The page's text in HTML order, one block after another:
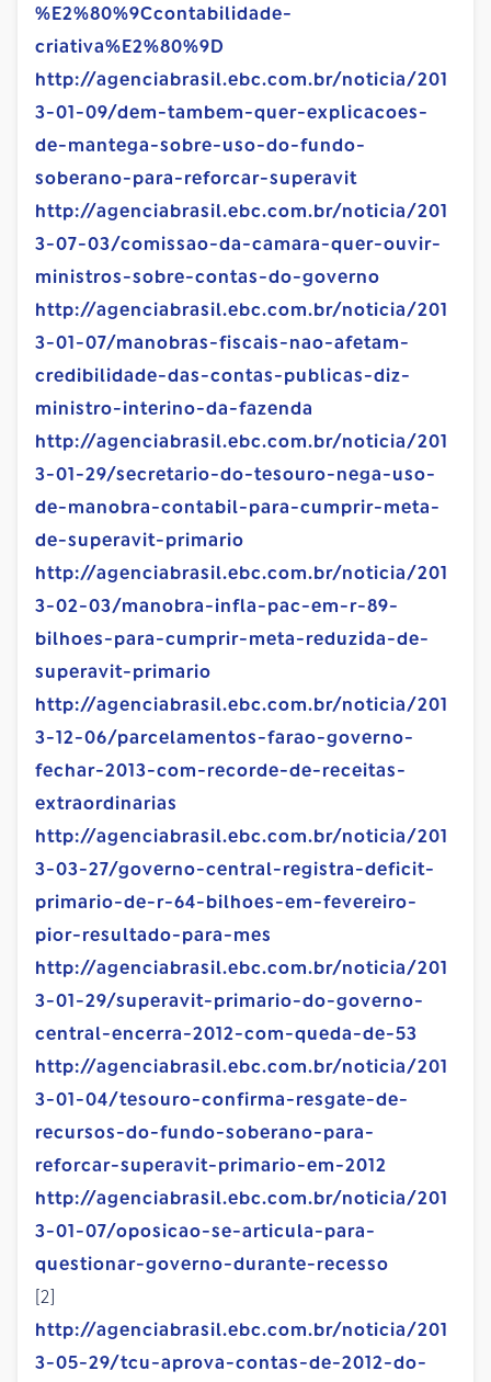
%E2%80%9Ccontabilidade-
criativa%E2%80%9D
http://agenciabrasil.ebc.com.br/noticia/201
3-01-09/dem-tambem-quer-explicacoes-
de-mantega-sobre-uso-do-fundo-
soberano-para-reforcar-superavit
http://agenciabrasil.ebc.com.br/noticia/201
3-07-03/comissao-da-camara-quer-ouvir-
ministros-sobre-contas-do-governo
http://agenciabrasil.ebc.com.br/noticia/201
3-01-07/manobras-fiscais-nao-afetam-
credibilidade-das-contas-publicas-diz-
ministro-interino-da-fazenda
http://agenciabrasil.ebc.com.br/noticia/201
3-01-29/secretario-do-tesouro-nega-uso-
de-manobra-contabil-para-cumprir-meta-
de-superavit-primario
http://agenciabrasil.ebc.com.br/noticia/201
3-02-03/manobra-infla-pac-em-r-89-
bilhoes-para-cumprir-meta-reduzida-de-
superavit-primario
http://agenciabrasil.ebc.com.br/noticia/201
3-12-06/parcelamentos-farao-governo-
fechar-2013-com-recorde-de-receitas-
extraordinarias
http://agenciabrasil.ebc.com.br/noticia/201
3-03-27/governo-central-registra-deficit-
primario-de-r-64-bilhoes-em-fevereiro-
pior-resultado-para-mes
http://agenciabrasil.ebc.com.br/noticia/201
3-01-29/superavit-primario-do-governo-
central-encerra-2012-com-queda-de-53
http://agenciabrasil.ebc.com.br/noticia/201
3-01-04/tesouro-confirma-resgate-de-
recursos-do-fundo-soberano-para-
reforcar-superavit-primario-em-2012
http://agenciabrasil.ebc.com.br/noticia/201
3-01-07/oposicao-se-articula-para-
questionar-governo-durante-recesso
[2]
http://agenciabrasil.ebc.com.br/noticia/201
3-05-29/tcu-aprova-contas-de-2012-do-